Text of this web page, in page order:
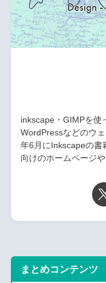
inkscape・GIMPを使
WordPressなどのウ
年6月にInkscapeの書
向けのホームページ
まとめコンテンツ